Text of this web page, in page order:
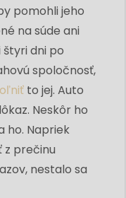
pomohli jeho
na súde ani
dni po
spoločnosť,
to jej. Auto
Neskôr ho
ho. Napriek
z prečinu
nestalo sa